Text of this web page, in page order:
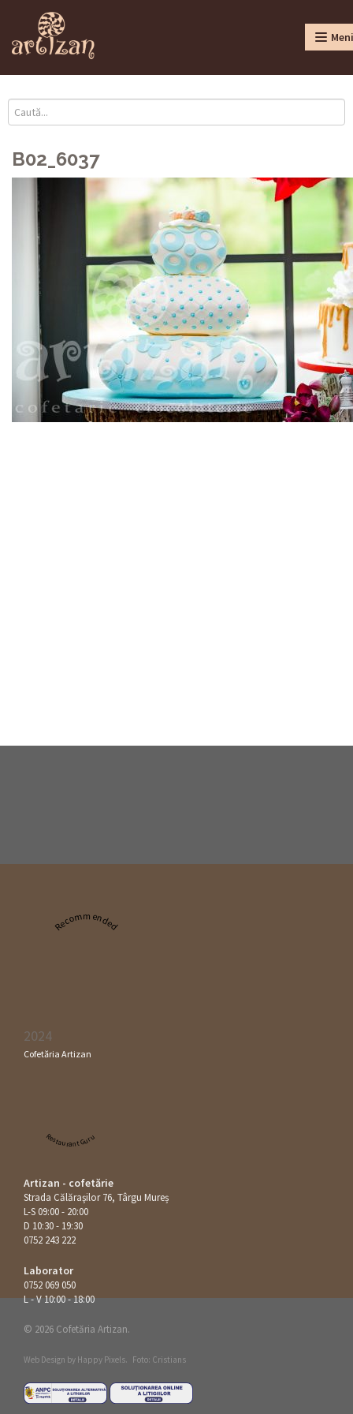
B02_6037
Recommended
2024
Cofetăria Artizan
Restaurant Guru
Artizan - cofetărie
Strada Călăraşilor 76, Târgu Mureș
L-S 09:00 - 20:00
D 10:30 - 19:30
0752 243 222
Laborator
0752 069 050
L - V 10:00 - 18:00
© 2026 Cofetăria Artizan.
Web Design by Happy Pixels. Foto: Cristians